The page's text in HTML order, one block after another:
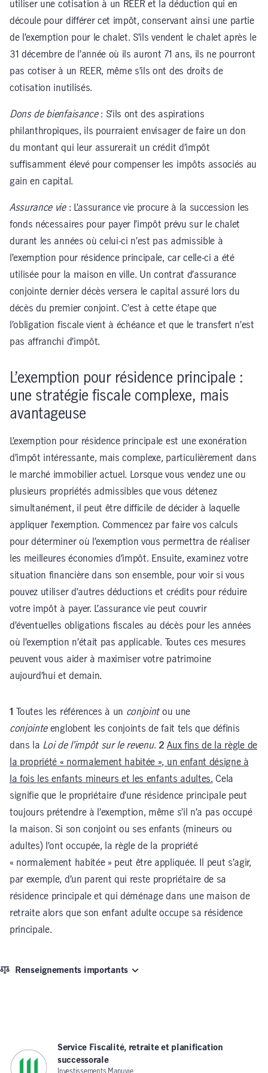
utiliser une cotisation à un REER et la déduction qui en
découle pour différer cet impôt, conservant ainsi une partie
de l’exemption pour le chalet. S’ils vendent le chalet après le
31 décembre de l’année où ils auront 71 ans, ils ne pourront
pas cotiser à un REER, même s’ils ont des droits de
cotisation inutilisés.
Dons de bienfaisance: S’ils ont des aspirations
philanthropiques, ils pourraient envisager de faire un don
du montant qui leur assurerait un crédit d’impôt
suffisamment élevé pour compenser les impôts associés au
gain en capital.
Assurance vie: L’assurance vie procure à la succession les
fonds nécessaires pour payer l’impôt prévu sur le chalet
durant les années où celui-ci n’est pas admissible à
l’exemption pour résidence principale, car celle-ci a été
utilisée pour la maison en ville. Un contrat d’assurance
conjointe dernier décès versera le capital assuré lors du
décès du premier conjoint. C’est à cette étape que
l’obligation fiscale vient à échéance et que le transfert n’est
pas affranchi d’impôt.
L’exemption pour résidence principale :
une stratégie fiscale complexe, mais
avantageuse
L’exemption pour résidence principale est une exonération
d’impôt intéressante, mais complexe, particulièrement dans
le marché immobilier actuel. Lorsque vous vendez une ou
plusieurs propriétés admissibles que vous détenez
simultanément, il peut être difficile de décider à laquelle
appliquer l’exemption. Commencez par faire vos calculs
pour déterminer où l’exemption vous permettra de réaliser
les meilleures économies d’impôt. Ensuite, examinez votre
situation financière dans son ensemble, pour voir si vous
pouvez utiliser d’autres déductions et crédits pour réduire
votre impôt à payer. L’assurance vie peut couvrir
d’éventuelles obligations fiscales au décès pour les années
où l’exemption n’était pas applicable. Toutes ces mesures
peuvent vous aider à maximiser votre patrimoine
aujourd’hui et demain.
1 Toutes les références à un conjointou une
conjointeenglobent les conjoints de fait tels que définis
dans la Loi de l’impôt sur le revenu. 2Aux fins de la règle de
la propriété « normalement habitée », un enfant désigne à
la fois les enfants mineurs et les enfants adultes. Cela
signifie que le propriétaire d’une résidence principale peut
toujours prétendre à l’exemption, même s’il n’a pas occupé
la maison. Si son conjoint ou ses enfants (mineurs ou
adultes) l’ont occupée, la règle de la propriété
« normalement habitée » peut être appliquée. Il peut s’agir,
par exemple, d’un parent qui reste propriétaire de sa
résidence principale et qui déménage dans une maison de
retraite alors que son enfant adulte occupe sa résidence
principale.
Renseignements importants
Service Fiscalité, retraite et planification
successorale,
Investissements Manuvie